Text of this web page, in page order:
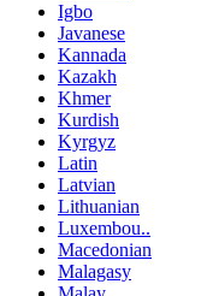
Igbo
Javanese
Kannada
Kazakh
Khmer
Kurdish
Kyrgyz
Latin
Latvian
Lithuanian
Luxembou..
Macedonian
Malagasy